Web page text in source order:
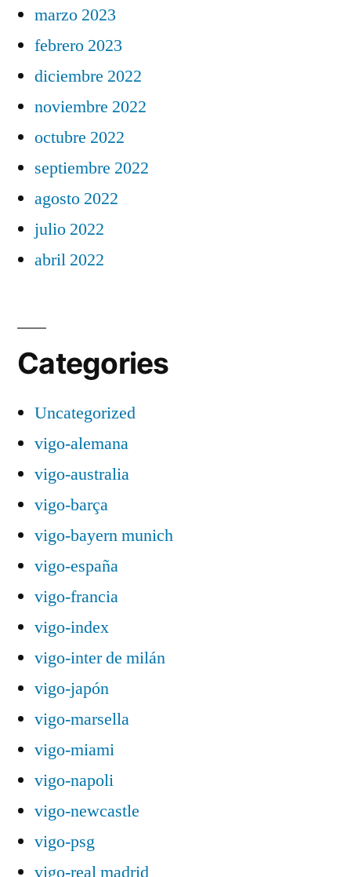
marzo 2023
febrero 2023
diciembre 2022
noviembre 2022
octubre 2022
septiembre 2022
agosto 2022
julio 2022
abril 2022
Categories
Uncategorized
vigo-alemana
vigo-australia
vigo-barça
vigo-bayern munich
vigo-españa
vigo-francia
vigo-index
vigo-inter de milán
vigo-japón
vigo-marsella
vigo-miami
vigo-napoli
vigo-newcastle
vigo-psg
vigo-real madrid